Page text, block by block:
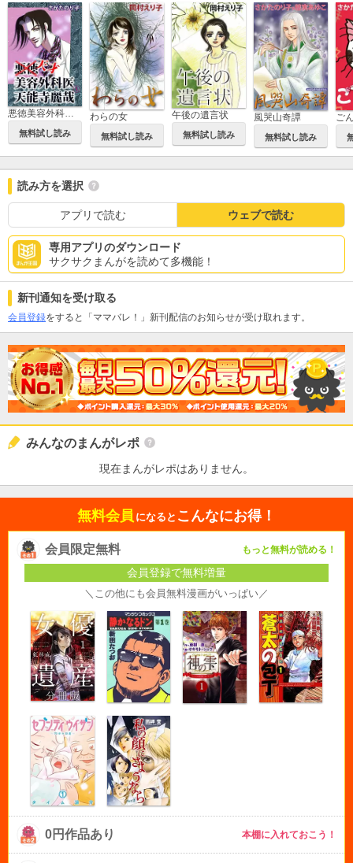
無料試し読み
わらの女
無料試し読み
午後の遺言状
無料試し読み
風哭山奇譚
無料試し読み
ご
読み方を選択
アプリで読む ウェブで読む
専用アプリのダウンロード
サクサクまんがを読めて多機能！
新刊通知を受け取る
会員登録をすると「ママバレ！」新刊配信のお知らせが受け取れます。
みんなのまんがレポ
現在まんがレポはありません。
無料会員 になると こんなにお得！
会員限定無料 もっと無料が読める！
会員登録で無料増量
＼この他にも会員無料漫画がいっぱい／
0円作品あり 本棚に入れておこう！